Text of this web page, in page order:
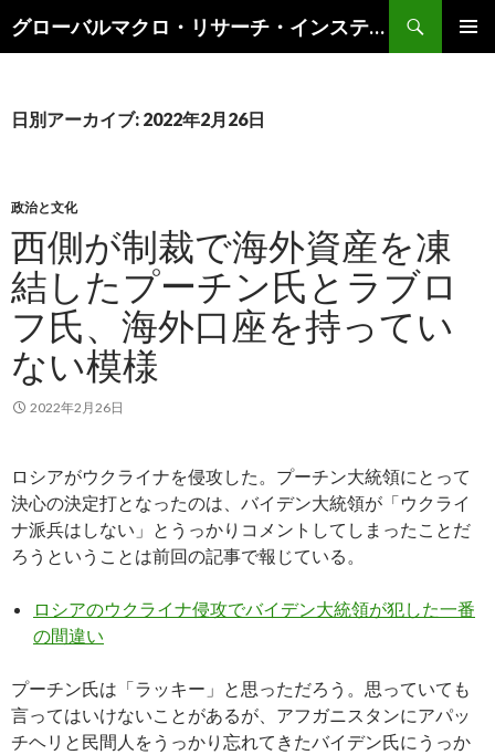
グローバルマクロ・リサーチ・インスティテュート
索
ン
キ
ッ
プ
日別アーカイブ: 2022年2月26日
政治と文化
西側が制裁で海外資産を凍
結したプーチン氏とラブロ
フ氏、海外口座を持ってい
ない模様
2022年2月26日
ロシアがウクライナを侵攻した。プーチン大統領にとって
決心の決定打となったのは、バイデン大統領が「ウクライ
ナ派兵はしない」とうっかりコメントしてしまったことだ
ろうということは前回の記事で報じている。
ロシアのウクライナ侵攻でバイデン大統領が犯した一番
の間違い
プーチン氏は「ラッキー」と思っただろう。思っていても
言ってはいけないことがあるが、アフガニスタンにアパッ
チヘリと民間人をうっかり忘れてきたバイデン氏にうっか